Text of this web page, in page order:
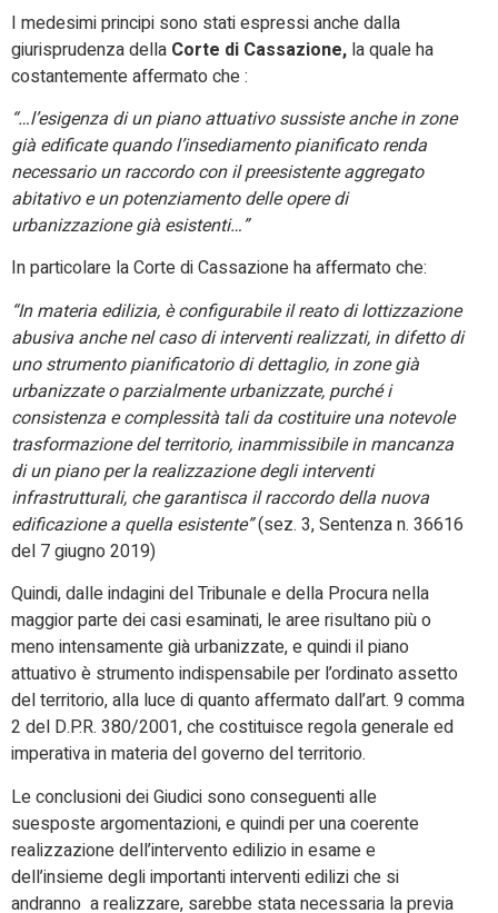
I medesimi principi sono stati espressi anche dalla
giurisprudenza della Corte di Cassazione, la quale ha
costantemente affermato che :
“…l’esigenza di un piano attuativo sussiste anche in zone
già edificate quando l’insediamento pianificato renda
necessario un raccordo con il preesistente aggregato
abitativo e un potenziamento delle opere di
urbanizzazione già esistenti…”
In particolare la Corte di Cassazione ha affermato che:
“In materia edilizia, è configurabile il reato di lottizzazione
abusiva anche nel caso di interventi realizzati, in difetto di
uno strumento pianificatorio di dettaglio, in zone già
urbanizzate o parzialmente urbanizzate, purché i
consistenza e complessità tali da costituire una notevole
trasformazione del territorio, inammissibile in mancanza
di un piano per la realizzazione degli interventi
infrastrutturali, che garantisca il raccordo della nuova
edificazione a quella esistente”(sez. 3, Sentenza n. 36616
del 7 giugno 2019)
Quindi, dalle indagini del Tribunale e della Procura nella
maggior parte dei casi esaminati, le aree risultano più o
meno intensamente già urbanizzate, e quindi il piano
attuativo è strumento indispensabile per l’ordinato assetto
del territorio, alla luce di quanto affermato dall’art. 9 comma
2 del D.P.R. 380/2001, che costituisce regola generale ed
imperativa in materia del governo del territorio.
Le conclusioni dei Giudici sono conseguenti alle
suesposte argomentazioni, e quindi per una coerente
realizzazione dell’intervento edilizio in esame e
dell’insieme degli importanti interventi edilizi che si
andranno a realizzare, sarebbe stata necessaria la previa